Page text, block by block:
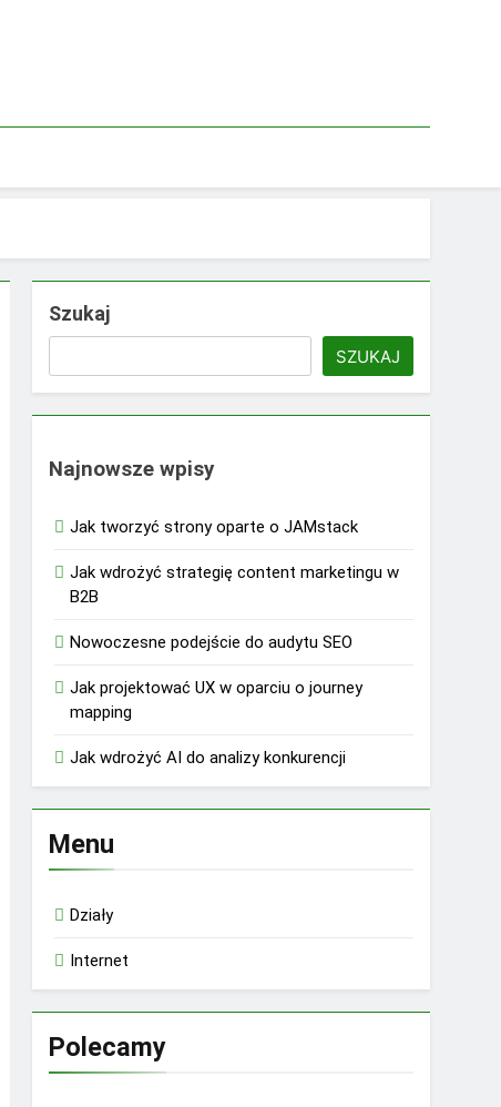
Szukaj
SZUKAJ
Najnowsze wpisy
Jak tworzyć strony oparte o JAMstack
Jak wdrożyć strategię content marketingu w
B2B
Nowoczesne podejście do audytu SEO
Jak projektować UX w oparciu o journey
mapping
Jak wdrożyć AI do analizy konkurencji
Menu
Działy
Internet
Polecamy